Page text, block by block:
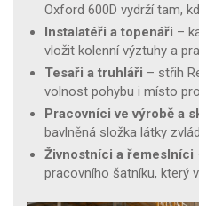
Oxford 600D vydrží tam,
Instalatéři a topenáři –
vložit kolenní výztuhy a
Tesaři a truhláři – střih
volnost pohybu i místo
Pracovníci ve výrobě a
bavlněná složka látky
Živnostníci a řemeslníci
pracovního šatníku, který